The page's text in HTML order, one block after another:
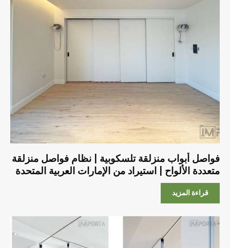
فواصل أبواب منزلقة تلسكوبية | نظام فواصل منزلقة
متعددة الألواح | استيراد من الإمارات العربية المتحدة
قراءة المزيد